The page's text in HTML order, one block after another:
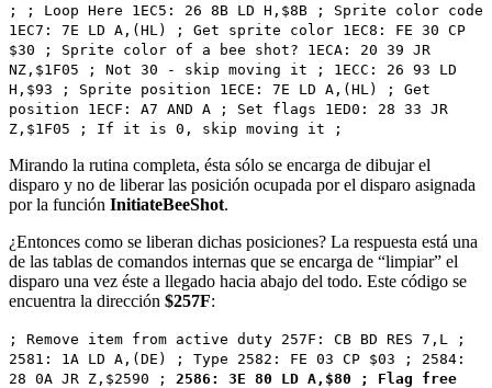
; ; Loop Here 1EC5: 26 8B LD H,$8B ; Sprite color code
1EC7: 7E LD A,(HL) ; Get sprite color 1EC8: FE 30 CP
$30 ; Sprite color of a bee shot? 1ECA: 20 39 JR
NZ,$1F05 ; Not 30 - skip moving it ; 1ECC: 26 93 LD
H,$93 ; Sprite position 1ECE: 7E LD A,(HL) ; Get
position 1ECF: A7 AND A ; Set flags 1ED0: 28 33 JR
Z,$1F05 ; If it is 0, skip moving it ;
Mirando la rutina completa, ésta sólo se encarga de dibujar el
disparo y no de liberar las posición ocupada por el disparo asignada
por la función InitiateBeeShot.
¿Entonces como se liberan dichas posiciones? La respuesta está una
de las tablas de comandos internas que se encarga de “limpiar” el
disparo una vez éste a llegado hacia abajo del todo. Este código se
encuentra la dirección $257F:
; Remove item from active duty 257F: CB BD RES 7,L ;
2581: 1A LD A,(DE) ; Type 2582: FE 03 CP $03 ; 2584:
28 0A JR Z,$2590 ; 2586: 3E 80 LD A,$80 ; Flag free